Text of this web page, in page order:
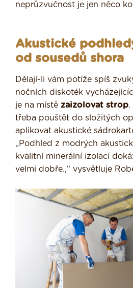
neprůzvučnost je jen něco
Akustické
od sousedů shora
Dělají-li vám potíže spíš
nočních diskoték
je na místě zaizolovat strop.
třeba pouštět do složitých
aplikovat akustické
„Podhled z modrých
kvalitní minerální izolací
velmi dobře.,“ vysvětluje